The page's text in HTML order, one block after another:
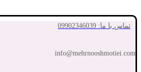
تماس با ما: 09902346039
info@mehrnooshmotiei.com